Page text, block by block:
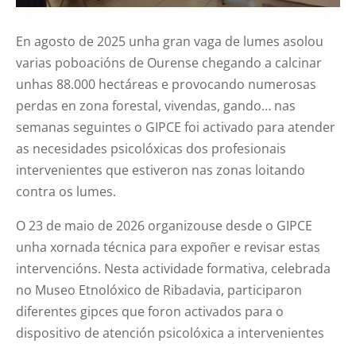
En agosto de 2025 unha gran vaga de lumes asolou
varias poboacións de Ourense chegando a calcinar
unhas 88.000 hectáreas e provocando numerosas
perdas en zona forestal, vivendas, gando… nas
semanas seguintes o GIPCE foi activado para atender
as necesidades psicolóxicas dos profesionais
intervenientes que estiveron nas zonas loitando
contra os lumes.
O 23 de maio de 2026 organizouse desde o GIPCE
unha xornada técnica para expoñer e revisar estas
intervencións. Nesta actividade formativa, celebrada
no Museo Etnolóxico de Ribadavia, participaron
diferentes gipces que foron activados para o
dispositivo de atención psicolóxica a intervenientes